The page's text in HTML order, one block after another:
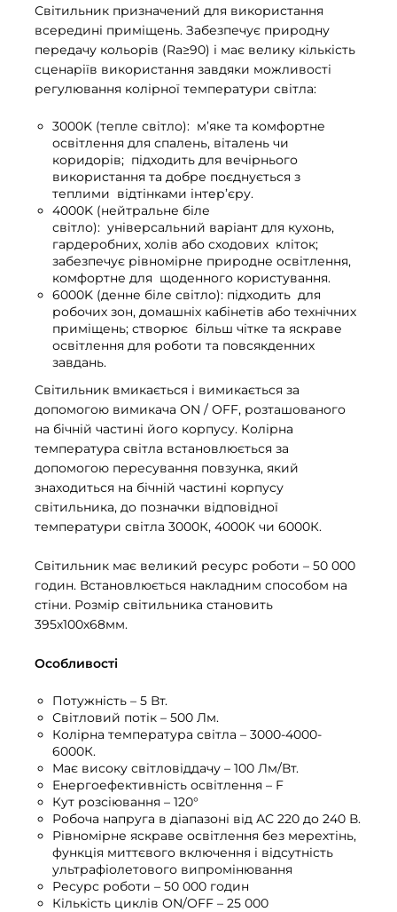
Світильник призначений для використання
всередині приміщень. Забезпечує природну
передачу кольорів (Ra≥90) і має велику кількість
сценаріїв використання завдяки можливості
регулювання колірної температури світла:
3000K (тепле світло): м’яке та комфортне
освітлення для спалень, віталень чи
коридорів; підходить для вечірнього
використання та добре поєднується з
теплими відтінками інтер’єру.
4000K (нейтральне біле
світло): універсальний варіант для кухонь,
гардеробних, холів або сходових кліток;
забезпечує рівномірне природне освітлення,
комфортне для щоденного користування.
6000K (денне біле світло): підходить для
робочих зон, домашніх кабінетів або технічних
приміщень; створює більш чітке та яскраве
освітлення для роботи та повсякденних
завдань.
Світильник вмикається і вимикається за
допомогою вимикача ON / OFF, розташованого
на бічній частині його корпусу. Колірна
температура світла встановлюється за
допомогою пересування повзунка, який
знаходиться на бічній частині корпусу
світильника, до позначки відповідної
температури світла 3000К, 4000К чи 6000К.
Cвітильник має великий ресурс роботи – 50 000
годин. Встановлюється накладним способом на
стіни. Розмір світильника становить
395х100х68мм.
Особливості
Потужність – 5 Вт.
Світловий потік – 500 Лм.
Колірна температура світла – 3000-4000-
6000К.
Має високу світловіддачу – 100 Лм/Вт.
Енергоефективність освітлення – F
Кут розсіювання – 120°
Робоча напруга в діапазоні від АС 220 до 240 В.
Рівномірне яскраве освітлення без мерехтінь,
функція миттєвого включення і відсутність
ультрафіолетового випромінювання
Ресурс роботи – 50 000 годин
Кількість циклів ON/OFF – 25 000